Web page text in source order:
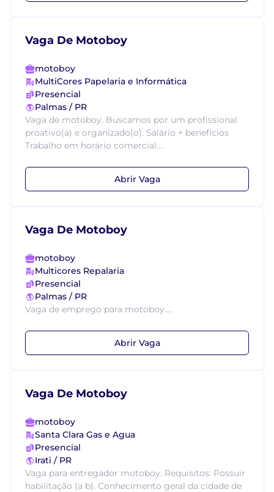
Vaga De Motoboy
motoboy
MultiCores Papelaria e Informática
Presencial
Palmas / PR
Vaga de motoboy. Buscamos por um profissional
proativo(a) e organizado(o). Salário + benefícios
Trabalho em horário comercial....
Abrir Vaga
Vaga De Motoboy
motoboy
Multicores Repalaria
Presencial
Palmas / PR
Vaga de emprego para motoboy....
Abrir Vaga
Vaga De Motoboy
motoboy
Santa Clara Gas e Agua
Presencial
Irati / PR
Vaga para entregador motoboy. Requisitos: Possuir
habilitação (a b). Conhecimento geral da cidade de